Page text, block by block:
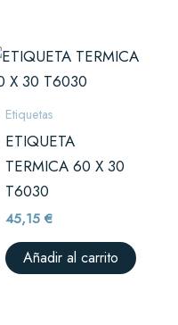
Etiquetas
ETIQUETA
TERMICA 60 X 30
T6030
45,15€
Añadir al carrito